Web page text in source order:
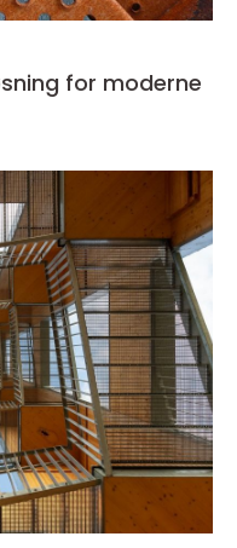
for moderne